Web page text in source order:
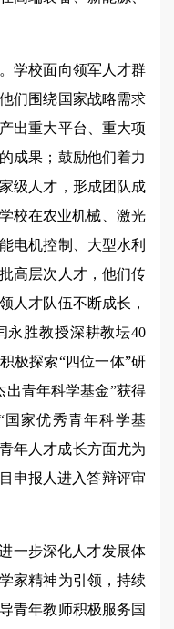
学校面向领军人才群
们围绕国家战略需求
出重大平台、重大项
成果；鼓励他们着力
级人才，形成团队成
校在农业机械、激光
电机控制、大型水利
高层次人才，他们传
人才队伍不断成长，
永胜教授深耕教坛40
极探索“四位一体”研
出青年科学基金”获得
国家优秀青年科学基
年人才成长方面尤为
申报人进入答辩评审
一步深化人才发展体
家精神为引领，持续
青年教师积极服务国